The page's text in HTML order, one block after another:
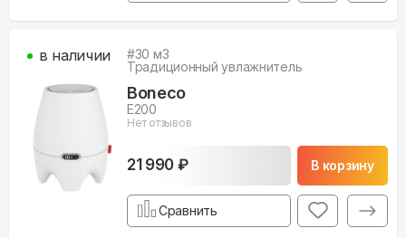
#30 м3
Традиционный увлажнитель
Boneco
E200
Нет отзывов
21 990 ₽ В корзину
в наличии
Сравнить